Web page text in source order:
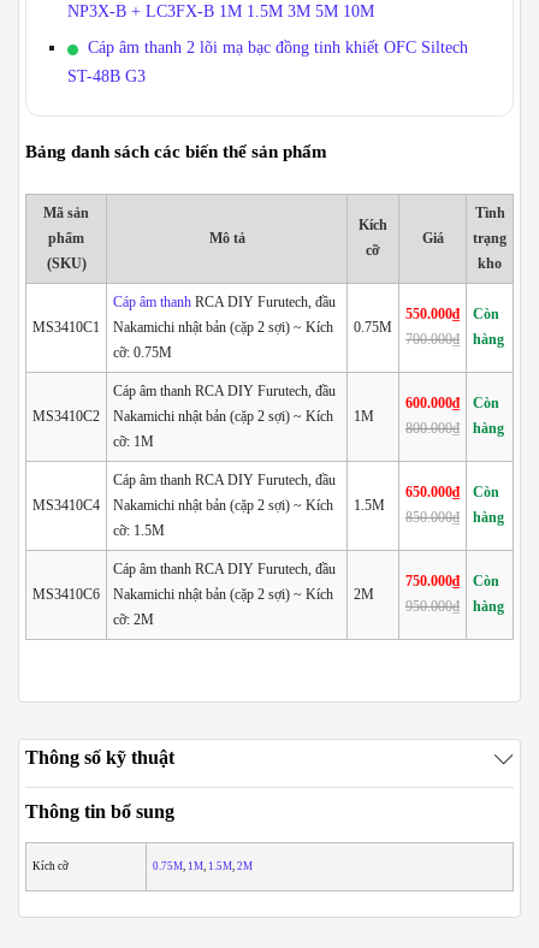
NP3X-B + LC3FX-B 1M 1.5M 3M 5M 10M
Cáp âm thanh 2 lõi mạ bạc đồng tinh khiết OFC Siltech
ST-48B G3
Bảng danh sách các biến thể sản phẩm
Mã sản
phẩm
(SKU)
Mô tả
Kích
cỡ
Giá
Tình
trạng
kho
MS3410C1
Cáp âm thanh RCA DIY Furutech, đầu
Nakamichi nhật bản (cặp 2 sợi) ~ Kích
cỡ: 0.75M
0.75M
550.000₫
700.000₫
Còn
hàng
MS3410C2
Cáp âm thanh RCA DIY Furutech, đầu
Nakamichi nhật bản (cặp 2 sợi) ~ Kích
cỡ: 1M
1M
600.000₫
800.000₫
Còn
hàng
MS3410C4
Cáp âm thanh RCA DIY Furutech, đầu
Nakamichi nhật bản (cặp 2 sợi) ~ Kích
cỡ: 1.5M
1.5M
650.000₫
850.000₫
Còn
hàng
MS3410C6
Cáp âm thanh RCA DIY Furutech, đầu
Nakamichi nhật bản (cặp 2 sợi) ~ Kích
cỡ: 2M
2M
750.000₫
950.000₫
Còn
hàng
Thông số kỹ thuật
Thông tin bổ sung
Kích cỡ 0.75M, 1M, 1.5M, 2M